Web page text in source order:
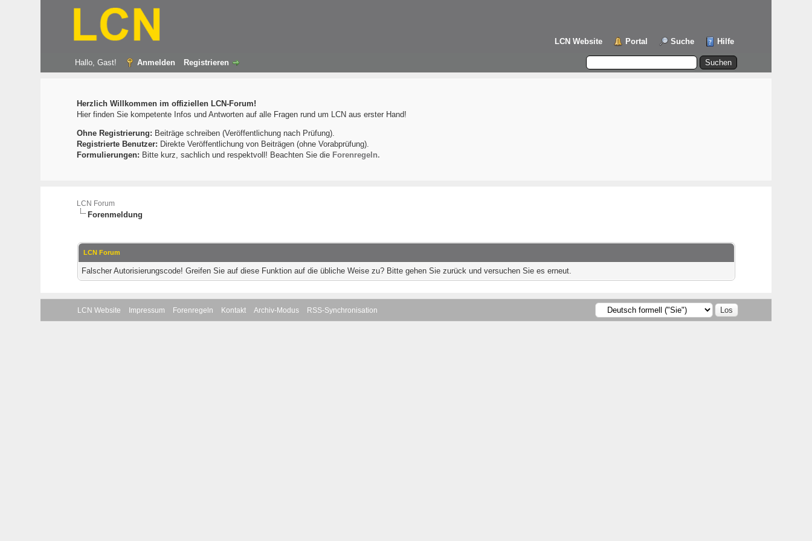
LCN Website Portal Suche Hilfe
Hallo, Gast! Anmelden Registrieren
Herzlich Willkommen im offiziellen LCN-Forum!
Hier finden Sie kompetente Infos und Antworten auf alle Fragen rund um LCN aus erster Hand!
Ohne Registrierung: Beiträge schreiben (Veröffentlichung nach Prüfung).
Registrierte Benutzer: Direkte Veröffentlichung von Beiträgen (ohne Vorabprüfung).
Formulierungen: Bitte kurz, sachlich und respektvoll! Beachten Sie die Forenregeln.
LCN Forum
Forenmeldung
LCN Forum
Falscher Autorisierungscode! Greifen Sie auf diese Funktion auf die übliche Weise zu? Bitte gehen Sie zurück und versuchen Sie es erneut.
LCN Website Impressum Forenregeln Kontakt Archiv-Modus RSS-Synchronisation